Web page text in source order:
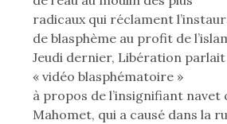
radicaux qui réclament
de blasphème au profit de
Jeudi dernier, Libération parlait
« vidéo blasphématoire »
à propos de l’insignifiant
Mahomet, qui a causé dans la